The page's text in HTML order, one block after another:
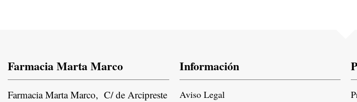
Farmacia Marta Marco
Farmacia Marta Marco, C/ de Arcipreste
Información
Aviso Legal